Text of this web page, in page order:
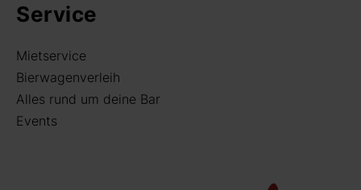
Service
Mietservice
Bierwagenverleih
Alles rund um deine Bar
Events